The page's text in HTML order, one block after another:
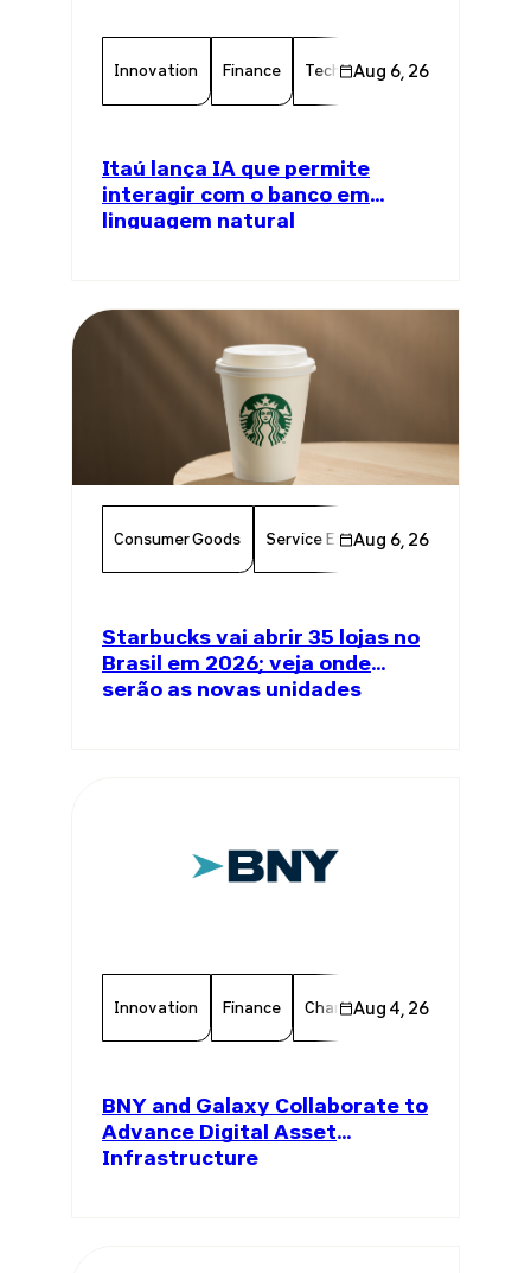
Innovation Finance Technology Chamber
Aug 6, 26
Itaú lança IA que permite
interagir com o banco em
linguagem natural
Consumer Goods Service Excellence
Aug 6, 26
Starbucks vai abrir 35 lojas no
Brasil em 2026; veja onde
serão as novas unidades
Innovation Finance Chamber Member
Aug 4, 26
BNY and Galaxy Collaborate to
Advance Digital Asset
Infrastructure